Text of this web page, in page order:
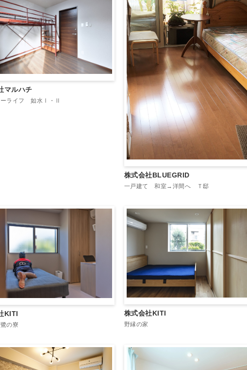
マルハチ
ーライフ 如水Ⅰ・Ⅱ
株式会社BLUEGRID
一戸建て 和室→洋間へ Ｔ邸
KITI
の寮
株式会社KITI
野縁の家